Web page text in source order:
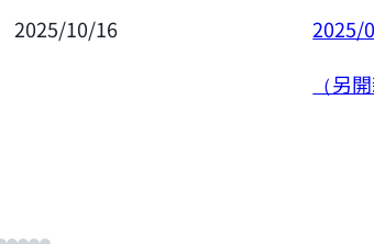
2025/10/16
2025/
（另